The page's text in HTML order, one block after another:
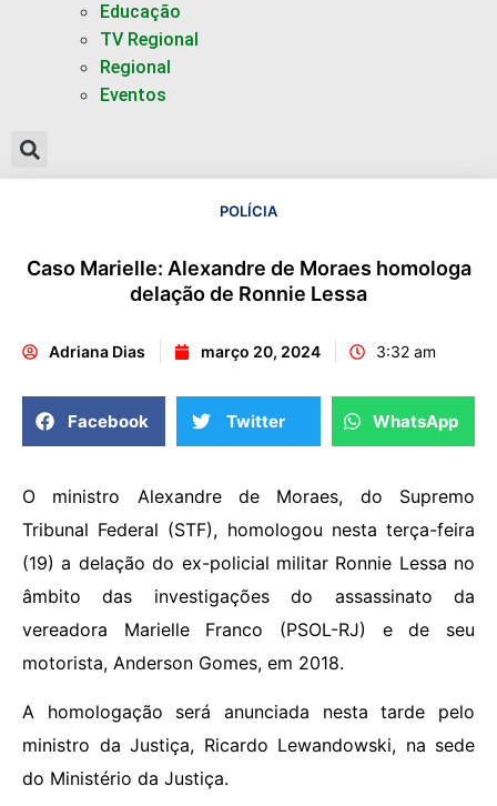
Educação
TV Regional
Regional
Eventos
POLÍCIA
Caso Marielle: Alexandre de Moraes homologa
delação de Ronnie Lessa
Adriana Dias março 20, 2024 3:32 am
Facebook Twitter WhatsApp
O ministro Alexandre de Moraes, do Supremo
Tribunal Federal (STF), homologou nesta terça-feira
(19) a delação do ex-policial militar Ronnie Lessa no
âmbito das investigações do assassinato da
vereadora Marielle Franco (PSOL-RJ) e de seu
motorista, Anderson Gomes, em 2018.
A homologação será anunciada nesta tarde pelo
ministro da Justiça, Ricardo Lewandowski, na sede
do Ministério da Justiça.